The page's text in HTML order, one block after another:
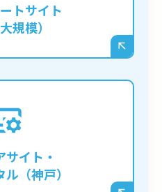
トサイト
規模）
、柔軟な権限管理も可
サイト・
（神戸）
や、特定のジャンルに
ち上げ、多くの記事を
ような事業の基盤とな